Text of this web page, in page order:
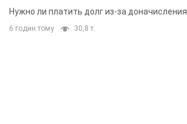
вынес неожиданное решение
Нужно ли платить долг из-за доначисления
6 годин тому 30,8 т.